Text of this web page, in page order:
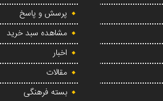
پرسش و پاسخ
مشاهده سبد خرید
اخبار
مقالات
بسته فرهنگی